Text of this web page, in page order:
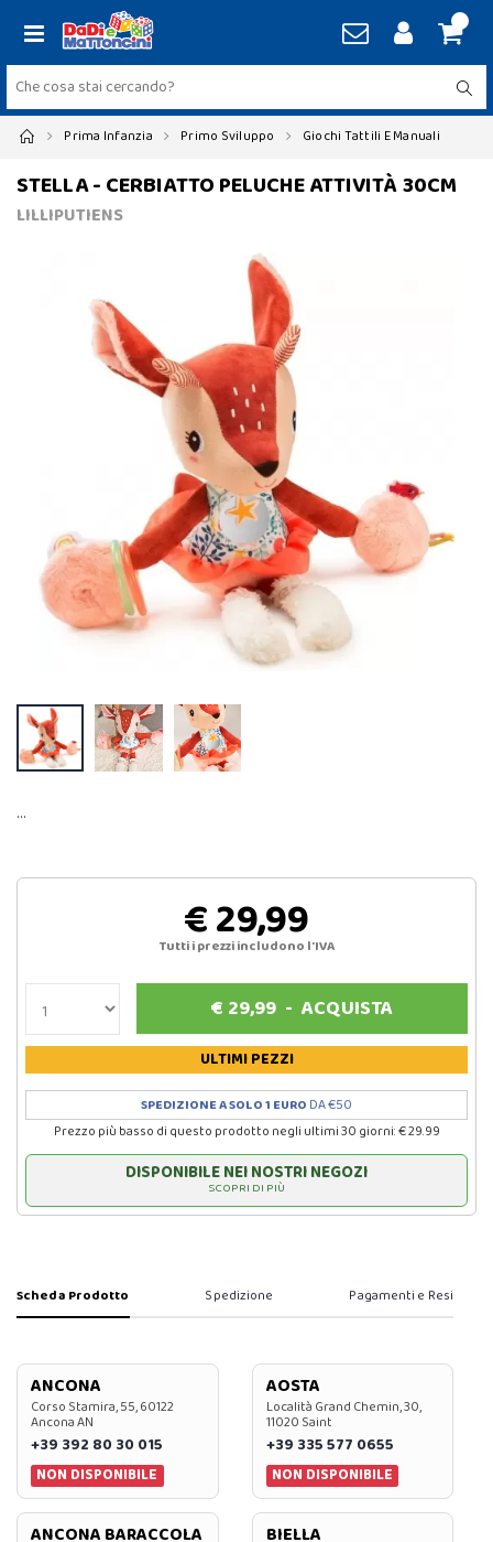
Prima Infanzia Primo Sviluppo Giochi Tattili E Manuali
STELLA - CERBIATTO PELUCHE ATTIVITÀ 30CM
LILLIPUTIENS
…
€ 29,99
Tutti i prezzi includono l'IVA
€ 29,99 -ACQUISTA
ULTIMI PEZZI
SPEDIZIONE A SOLO 1 EURO DA €50
Prezzo più basso di questo prodotto negli ultimi 30 giorni: € 29.99
DISPONIBILE NEI NOSTRI NEGOZI
SCOPRI DI PIÙ
Scheda Prodotto Spedizione Pagamenti e Resi
ANCONA
Corso Stamira, 55, 60122
Ancona AN
+39 392 80 30 015
NON DISPONIBILE
AOSTA
Località Grand Chemin, 30,
11020 Saint
+39 335 577 0655
NON DISPONIBILE
ANCONA BARACCOLA BIELLA